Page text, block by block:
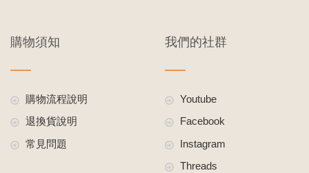
購物須知
購物流程說明
退換貨說明
常見問題
我們的社群
Youtube
Facebook
Instagram
Threads